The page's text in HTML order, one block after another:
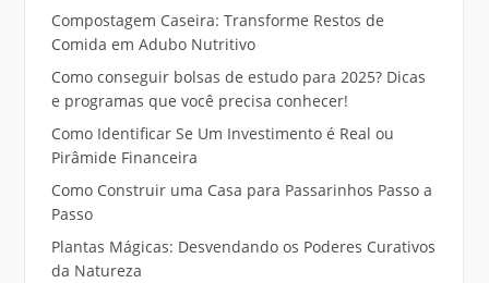
Compostagem Caseira: Transforme Restos de
Comida em Adubo Nutritivo
Como conseguir bolsas de estudo para 2025? Dicas
e programas que você precisa conhecer!
Como Identificar Se Um Investimento é Real ou
Pirâmide Financeira
Como Construir uma Casa para Passarinhos Passo a
Passo
Plantas Mágicas: Desvendando os Poderes Curativos
da Natureza